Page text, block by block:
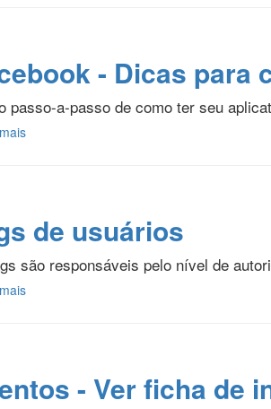
- Dicas para
passo-a-passo de como ter seu
de usuários
são responsáveis pelo nível de
- Ver ficha de